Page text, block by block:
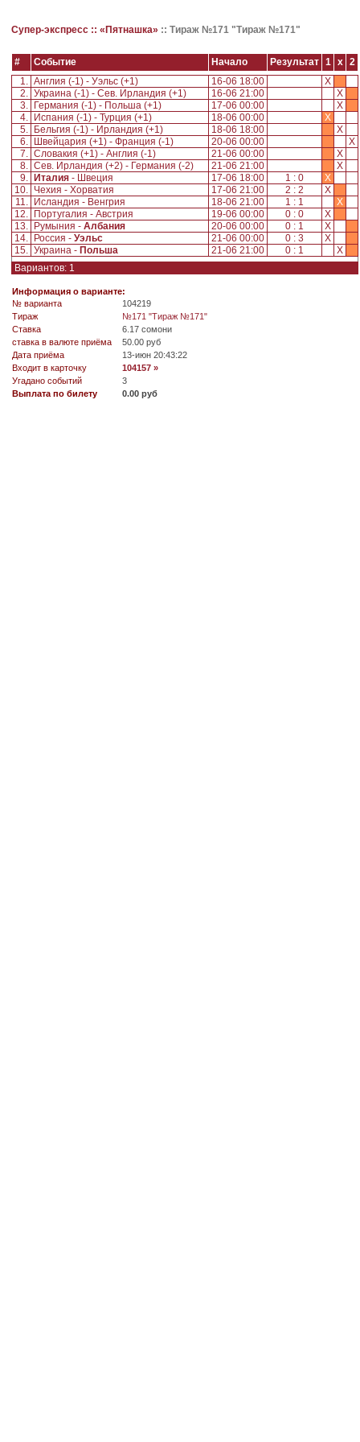
Супер-экспресс :: «Пятнашка» :: Тираж №171 "Тираж №171"
# Событие Начало Результат 1 x
2
1. Англия (-1) - Уэльс (+1) 16-06 18:00
X
2. Украина (-1) - Сев. Ирландия (+1) 16-06 21:00
X
3.
Германия (-1) - Польша (+1) 17-06 00:00
X
4.
Испания (-1) - Турция (+1) 18-06 00:00
X
5.
Бельгия (-1) - Ирландия (+1) 18-06 18:00
X
6.
Швейцария (+1) - Франция (-1) 20-06 00:00
X
7. Словакия (+1) - Англия (-1) 21-06 00:00
X
8. Сев. Ирландия (+2) - Германия (-2) 21-06 21:00
X
9.
Италия - Швеция 17-06 18:00 1 : 0
X
10. Чехия - Хорватия 17-06 21:00 2 : 2
X
11.
Исландия - Венгрия 18-06 21:00 1 : 1
X
12.
Португалия - Австрия 19-06 00:00 0 : 0
X
13.
Румыния - Албания 20-06 00:00 0 : 1
X
14.
Россия - Уэльс 21-06 00:00 0 : 3
X
15. Украина - Польша 21-06 21:00 0 : 1
X
Вариантов: 1
Информация о варианте:
№ варианта
104219
Tираж
№171 "Тираж №171"
Ставка
6.17 сомони
ставка в валюте приёма
50.00 руб
Дата приёма
13-июн 20:43:22
Входит в карточку
104157 »
Угадано событий
3
Выплата по билету
0.00 руб